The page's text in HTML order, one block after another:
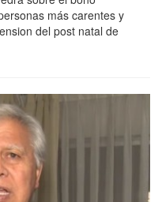
más carentes y
del post natal de